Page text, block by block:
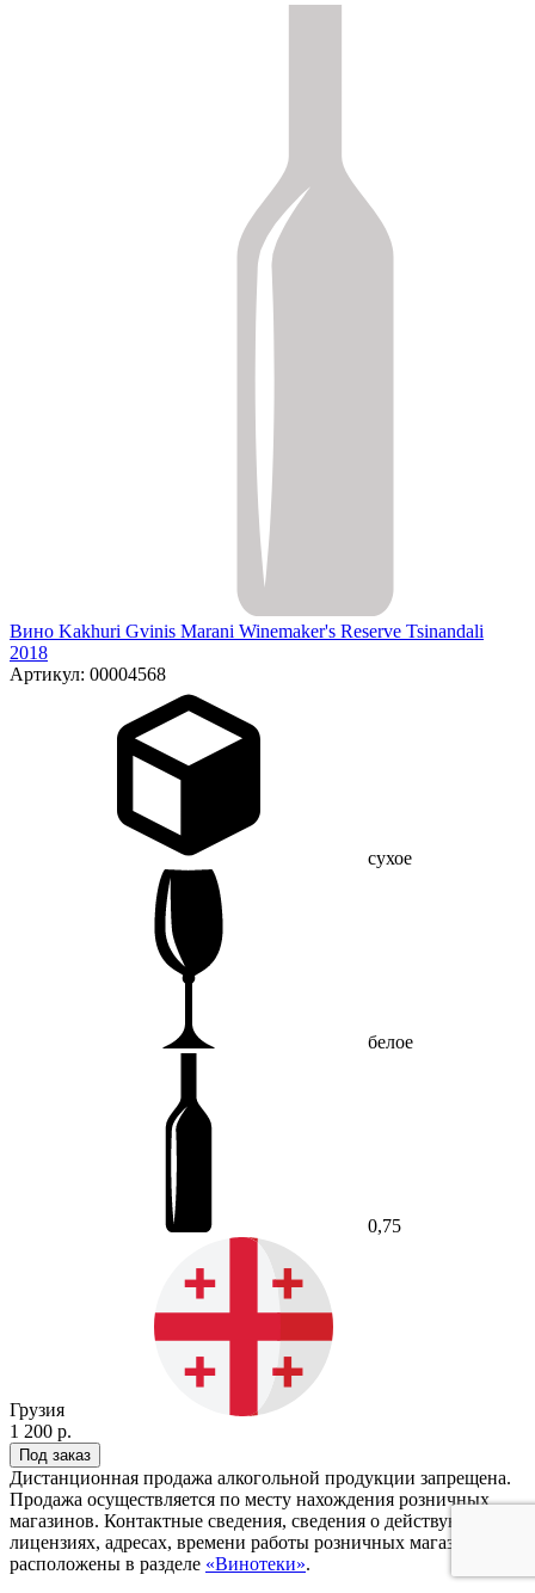
Вино Kakhuri Gvinis Marani Winemaker's Reserve Tsinandali
2018
Артикул: 00004568
сухое
белое
0,75
Грузия
1 200 р.
Под заказ
Дистанционная продажа алкогольной продукции запрещена.
Продажа осуществляется по месту нахождения розничных
магазинов. Контактные сведения, сведения о действующих
лицензиях, адресах, времени работы розничных магазинов
расположены в разделе «Винотеки».